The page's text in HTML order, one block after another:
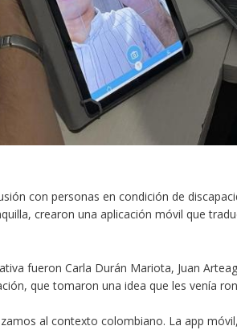
con personas en condición de
crearon una aplicación móvil que
fueron Carla Durán Mariota, Juan
que tomaron una idea que les venía
al contexto colombiano. La app